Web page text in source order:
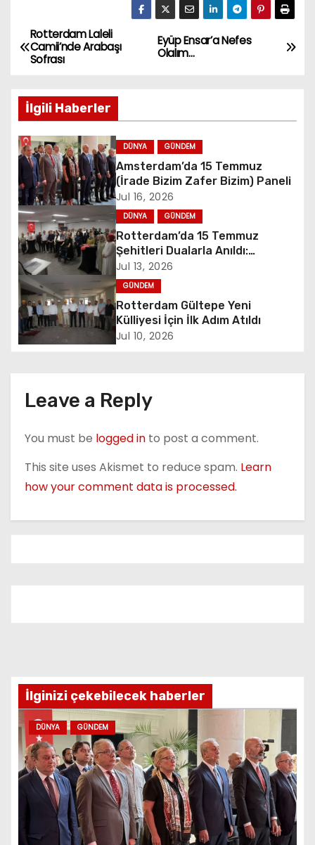
P
o
s
t
n
a
v
i
g
a
t
o
Eyüp Ensar’a Nefes
Olalım…
Rotterdam Laleli
Camii’nde Arabaşı
Sofrası
İlgili Haberler
DÜNYA GÜNDEM
Amsterdam’da 15 Temmuz
(İrade Bizim Zafer Bizim) Paneli
Jul 16, 2026
DÜNYA GÜNDEM
Rotterdam’da 15 Temmuz
Şehitleri Dualarla Anıldı:
“Demokrasiye Sahip Çıkmanın
Sembolü”
Jul 13, 2026
GÜNDEM
Rotterdam Gültepe Yeni
Külliyesi İçin İlk Adım Atıldı
Jul 10, 2026
Leave a Reply
You must be logged in to post a comment.
This site uses Akismet to reduce spam. Learn
how your comment data is processed.
İlginizi çekebilecek haberler
DÜNYA GÜNDEM